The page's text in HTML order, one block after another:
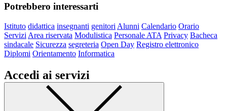
Potrebbero interessarti
Istituto didattica insegnanti genitori Alunni Calendario Orario
Servizi Area riservata Modulistica Personale ATA Privacy Bacheca
sindacale Sicurezza segreteria Open Day Registro elettronico
Diplomi Orientamento Informatica
Accedi ai servizi